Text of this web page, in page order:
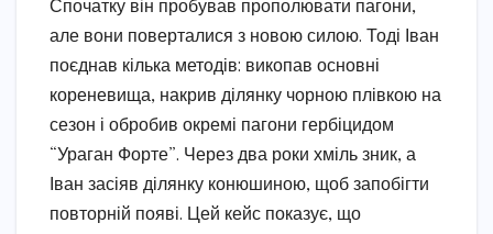
Спочатку він пробував прополювати пагони,
але вони поверталися з новою силою. Тоді Іван
поєднав кілька методів: викопав основні
кореневища, накрив ділянку чорною плівкою на
сезон і обробив окремі пагони гербіцидом
“Ураган Форте”. Через два роки хміль зник, а
Іван засіяв ділянку конюшиною, щоб запобігти
повторній появі. Цей кейс показує, що